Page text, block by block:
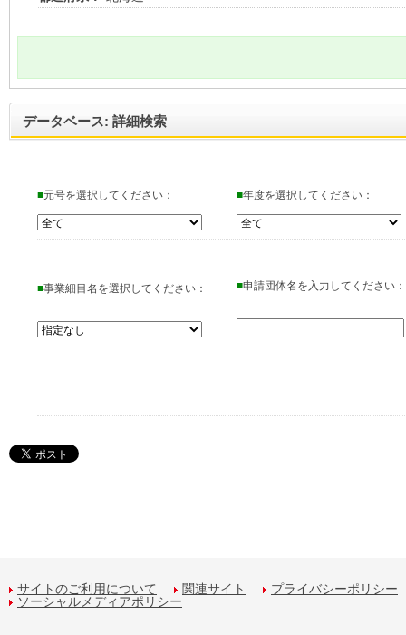
データベース: 詳細検索
■元号を選択してください： ■年度を選択してください：
■事業細目名を選択してください： ■申請団体名を入力してください：
サイトのご利用について 関連サイト
プライバシーポリシー
ソーシャルメディアポリシー